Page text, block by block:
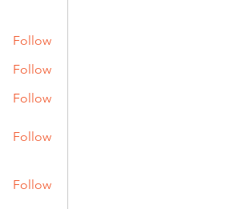
Follow
Follow
Follow
Follow
Follow